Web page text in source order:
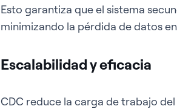
Esto garantiza que el sistema
minimizando la pérdida de datos
Escalabilidad y eficacia
CDC reduce la carga de trabajo